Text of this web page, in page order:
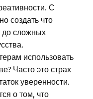
С
создать что
до сложных
использовать
Часто это страх
уверенности.
о том, что